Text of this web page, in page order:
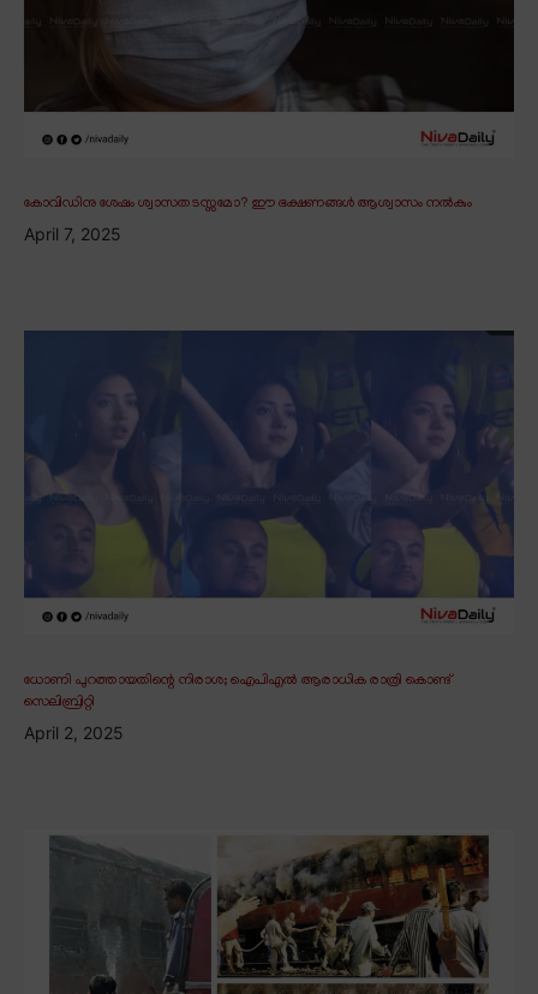
കോവിഡിനു ശേഷം ശ്വാസതടസ്സമോ? ഈ ഭക്ഷണങ്ങൾ ആശ്വാസം നൽകും
April 7, 2025
ധോണി പുറത്തായതിന്റെ നിരാശ; ഐപിഎൽ ആരാധിക രാത്രി കൊണ്ട്
സെലിബ്രിറ്റി
April 2, 2025